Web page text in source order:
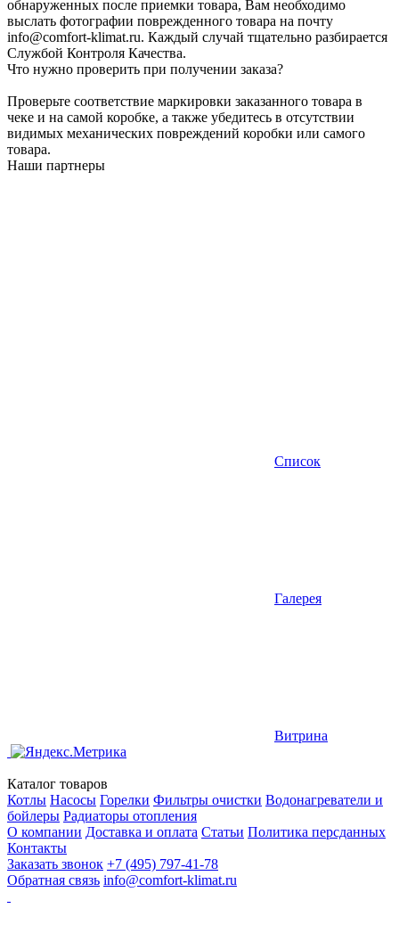
обнаруженных после приемки товара, Вам необходимо
выслать фотографии поврежденного товара на почту
info@comfort-klimat.ru. Каждый случай тщательно разбирается
Службой Контроля Качества.
Что нужно проверить при получении заказа?
Проверьте соответствие маркировки заказанного товара в
чеке и на самой коробке, а также убедитесь в отсутствии
видимых механических повреждений коробки или самого
товара.
Наши партнеры
Список
Галерея
Витрина
Каталог товаров
Котлы Насосы Горелки Фильтры очистки Водонагреватели и
бойлеры Радиаторы отопления
О компании Доставка и оплата Статьи Политика персданных
Контакты
Заказать звонок +7 (495) 797-41-78
Обратная связь info@comfort-klimat.ru